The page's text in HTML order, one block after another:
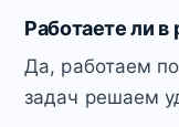
Работаете ли в
Да, работаем
задач решаем